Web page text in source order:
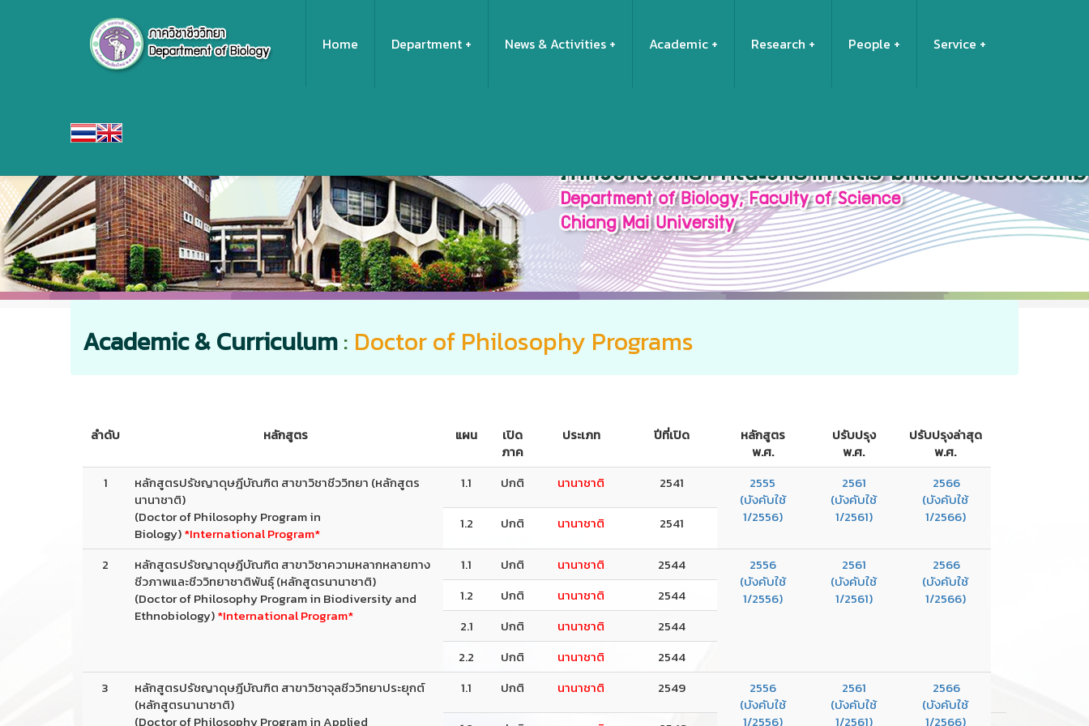
Home Department News & Activities Academic Research People Service
Academic & Curriculum: Doctor of Philosophy Programs
ลำดับ หลักสูตร แผน
เปิด
ภาค
ประเภท ปีที่เปิด
หลักสูตร
พ.ศ.
ปรับปรุง
พ.ศ.
ปรับปรุงล่าสุด
พ.ศ.
1
หลักสูตรปรัชญาดุษฎีบัณฑิต สาขาวิชาชีววิทยา (หลักสูตร
นานาชาติ)
(Doctor of Philosophy Program in
Biology)*International Program*
1.1 ปกติ นานาชาติ 2541
2555
(บังคับใช้
1/2556)
2561
(บังคับใช้
1/2561)
2566
(บังคับใช้
1/2566)
1.2 ปกติ นานาชาติ 2541
2
หลักสูตรปรัชญาดุษฎีบัณฑิต สาขาวิชาความหลากหลายทาง
ชีวภาพและชีววิทยาชาติพันธุ์ (หลักสูตรนานาชาติ)
(Doctor of Philosophy Program in Biodiversity and
Ethnobiology)*International Program*
1.1 ปกติ นานาชาติ 2544
2556
(บังคับใช้
1/2556)
2561
(บังคับใช้
1/2561)
2566
(บังคับใช้
1/2566)
1.2 ปกติ นานาชาติ
2544
2.1
ปกติ นานาชาติ
2544
2.2
ปกติ นานาชาติ
2544
3
หลักสูตรปรัชญาดุษฎีบัณฑิต สาขาวิชาจุลชีววิทยาประยุกต์
(หลักสูตรนานาชาติ)
(Doctor of Philosophy Program in Applied
1.1 ปกติ นานาชาติ 2549
2556
(บังคับใช้
1/2556)
2561
(บังคับใช้
1/2561)
2566
(บังคับใช้
1/2566)